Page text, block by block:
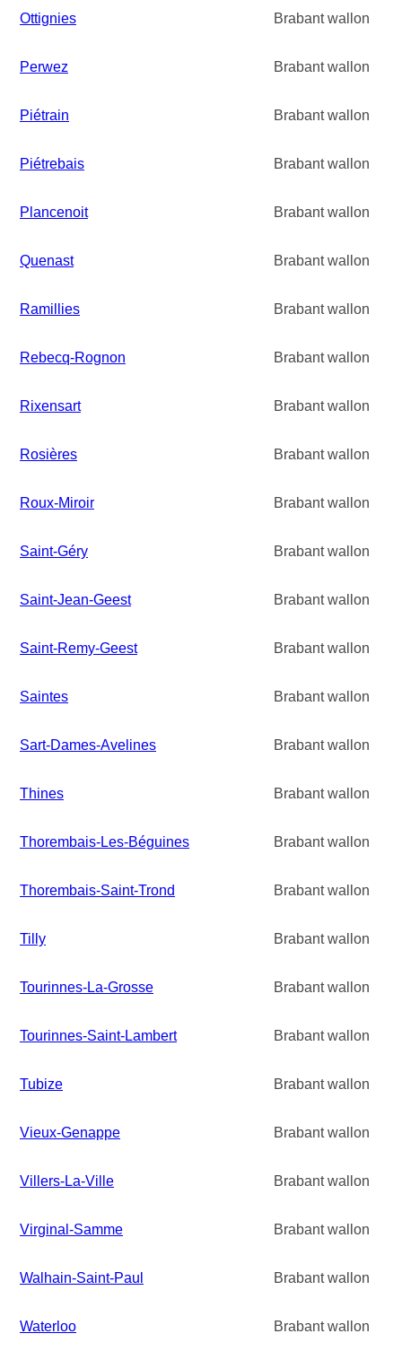
Ottignies Brabant wallon
Perwez Brabant wallon
Piétrain Brabant wallon
Piétrebais Brabant wallon
Plancenoit Brabant wallon
Quenast Brabant wallon
Ramillies Brabant wallon
Rebecq-Rognon Brabant wallon
Rixensart Brabant wallon
Rosières Brabant wallon
Roux-Miroir Brabant wallon
Saint-Géry Brabant wallon
Saint-Jean-Geest Brabant wallon
Saint-Remy-Geest Brabant wallon
Saintes Brabant wallon
Sart-Dames-Avelines Brabant wallon
Thines Brabant wallon
Thorembais-Les-Béguines Brabant wallon
Thorembais-Saint-Trond Brabant wallon
Tilly Brabant wallon
Tourinnes-La-Grosse Brabant wallon
Tourinnes-Saint-Lambert Brabant wallon
Tubize Brabant wallon
Vieux-Genappe Brabant wallon
Villers-La-Ville Brabant wallon
Virginal-Samme Brabant wallon
Walhain-Saint-Paul Brabant wallon
Waterloo Brabant wallon